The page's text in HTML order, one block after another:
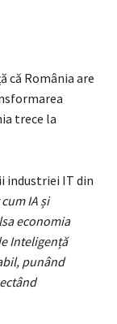
că România are
trece la
industriei IT din
IA și
economia
Inteligență
punând